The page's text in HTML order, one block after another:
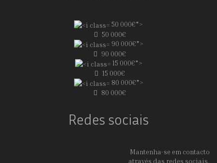
50 000€">
50 000€
90 000€">
90 000€
15 000€">
15 000€
80 000€">
80 000€
Redes sociais
Mantenha-se em contacto
através das redes sociais.